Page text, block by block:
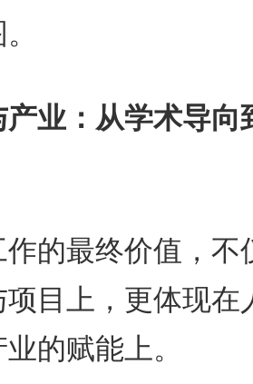
产业：从学术导向
最终价值，不
目上，更体现在
的赋能上。